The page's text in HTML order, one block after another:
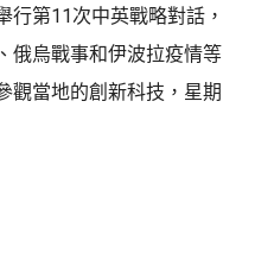
行第11次中英戰略對話，
俄烏戰事和伊波拉疫情等
觀當地的創新科技，星期